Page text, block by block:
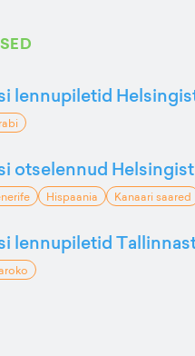
lennupiletid
otselennud
Hispaania Kanaari saared
lennupiletid